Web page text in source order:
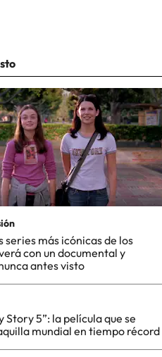
series más icónicas de los
con un documental y
antes visto
Story 5”: la película que se
mundial en tiempo récord